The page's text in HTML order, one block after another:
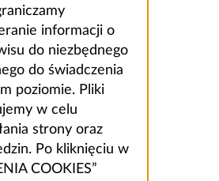
informacji o
do niezbędnego
do świadczenia
poziomie. Pliki
w celu
strony oraz
Po kliknięciu w
COOKIES”